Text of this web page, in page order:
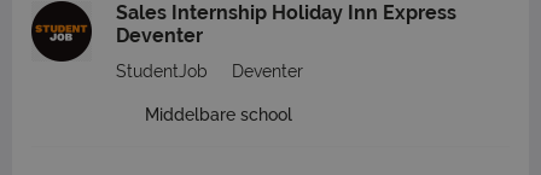
Sales Internship Holiday Inn Express
Deventer
StudentJob Deventer
Middelbare school